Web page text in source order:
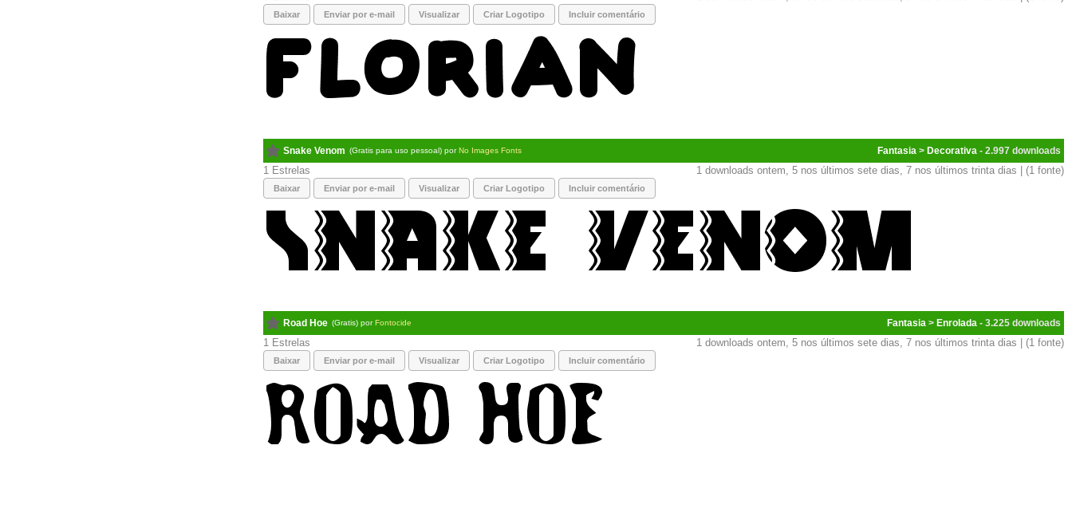
Baixar Enviar por e-mail Visualizar Criar Logotipo Incluir comentário
Snake Venom (Gratis para uso pessoal) porNo Images Fonts Fantasia > Decorativa - 2.997
1 1 downloads ontem, 5 nos últimos sete dias, 7 nos últimos trinta dias | (1 fonte)
Baixar Enviar por e-mail Visualizar Criar Logotipo Incluir comentário
Road Hoe (Gratis) porFontocide Fantasia > Enrolada - 3.225
1 1 downloads ontem, 5 nos últimos sete dias, 7 nos últimos trinta dias | (1 fonte)
Baixar Enviar por e-mail Visualizar Criar Logotipo Incluir comentário